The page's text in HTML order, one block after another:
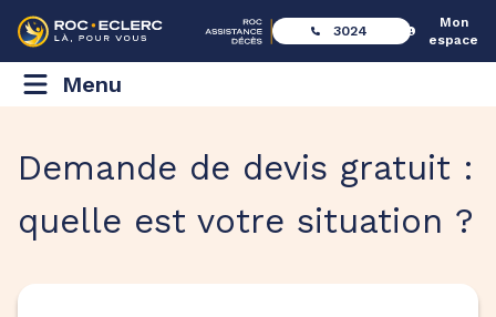
3024
Mon
espace
Menu
Demande de devis gratuit :
quelle est votre situation ?